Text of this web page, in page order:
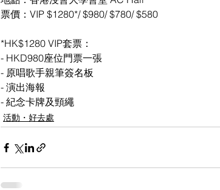
票價：VIP $1280*/ $980/ $780/ $580
*HK$1280 VIP套票：
- HKD980座位門票一張
- 原唱歌手親筆簽名板
- 演出海報
- 紀念卡牌及頸繩
活動・好去處